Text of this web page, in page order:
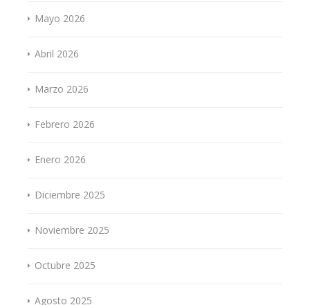
Mayo 2026
Abril 2026
Marzo 2026
Febrero 2026
Enero 2026
Diciembre 2025
Noviembre 2025
Octubre 2025
Agosto 2025